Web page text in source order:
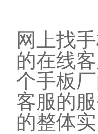
网上找
的在线
个手板
客服的
的整体